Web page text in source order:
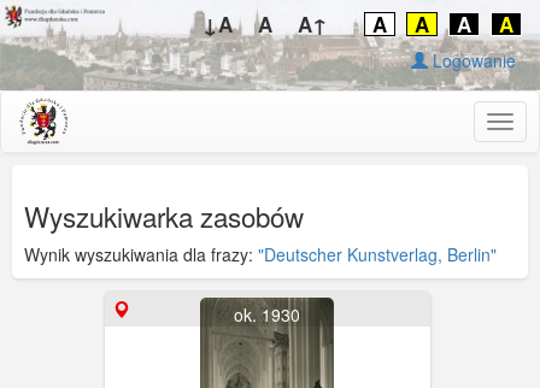
↓A A A↑ A A A A
Logowanie
Wyszukiwarka zasobów
Wynik wyszukiwania dla frazy: "Deutscher Kunstverlag, Berlin"
ok. 1930